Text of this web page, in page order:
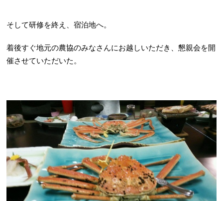
そして研修を終え、宿泊地へ。
着後すぐ地元の農協のみなさんにお越しいただき、懇親会を開
催させていただいた。